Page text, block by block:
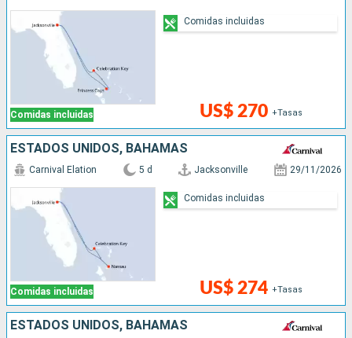
Comidas incluidas US$ 270 +Tasas
Comidas incluidas
ESTADOS UNIDOS, BAHAMAS
Comidas incluidas
Carnival Elation 5 d Jacksonville 29/11/2026
US$ 274 +Tasas
Comidas incluidas
ESTADOS UNIDOS, BAHAMAS